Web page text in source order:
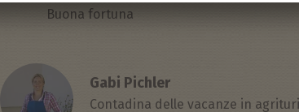
Buona fortuna
Gabi Pichler
Contadina delle vacanze in